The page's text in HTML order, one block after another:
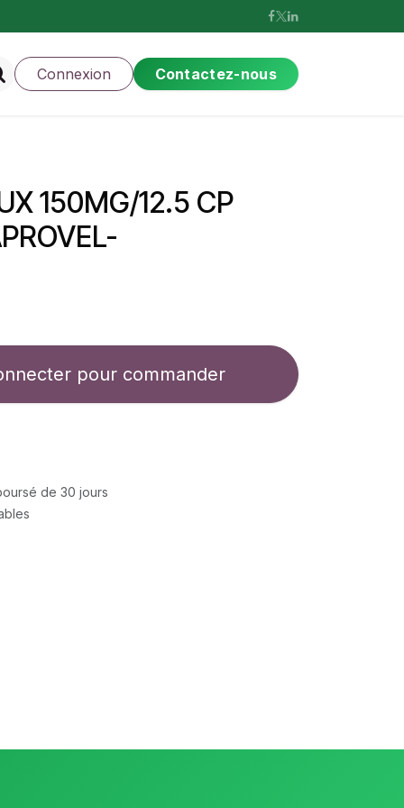
Connexion Contactez-nous
150MG/12.5 CP
pour commander
de 30 jours